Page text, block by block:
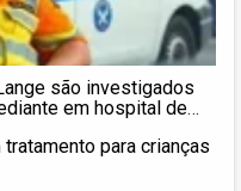
são investigados
em hospital de
para crianças